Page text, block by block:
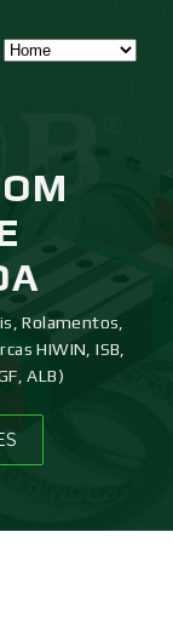
Rolamentos,
HIWIN, ISB,
ALB)